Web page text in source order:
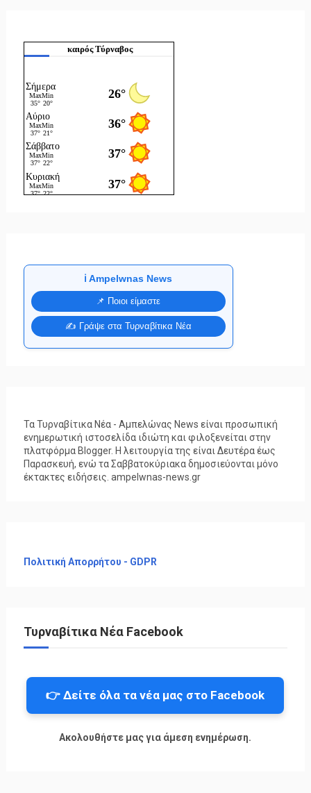
καιρός Τύρναβος
ℹ️ Ampelwnas News
📌 Ποιοι είμαστε
✍️ Γράψε στα Τυρναβίτικα Νέα
Τα Τυρναβίτικα Νέα - Αμπελώνας News είναι προσωπική
ενημερωτική ιστοσελίδα ιδιώτη και φιλοξενείται στην
πλατφόρμα Blogger. Η λειτουργία της είναι Δευτέρα έως
Παρασκευή, ενώ τα Σαββατοκύριακα δημοσιεύονται μόνο
έκτακτες ειδήσεις. ampelwnas-news.gr
Πολιτική Απορρήτου - GDPR
Τυρναβίτικα Νέα Facebook
👉 Δείτε όλα τα νέα μας στο Facebook
Ακολουθήστε μας για άμεση ενημέρωση.